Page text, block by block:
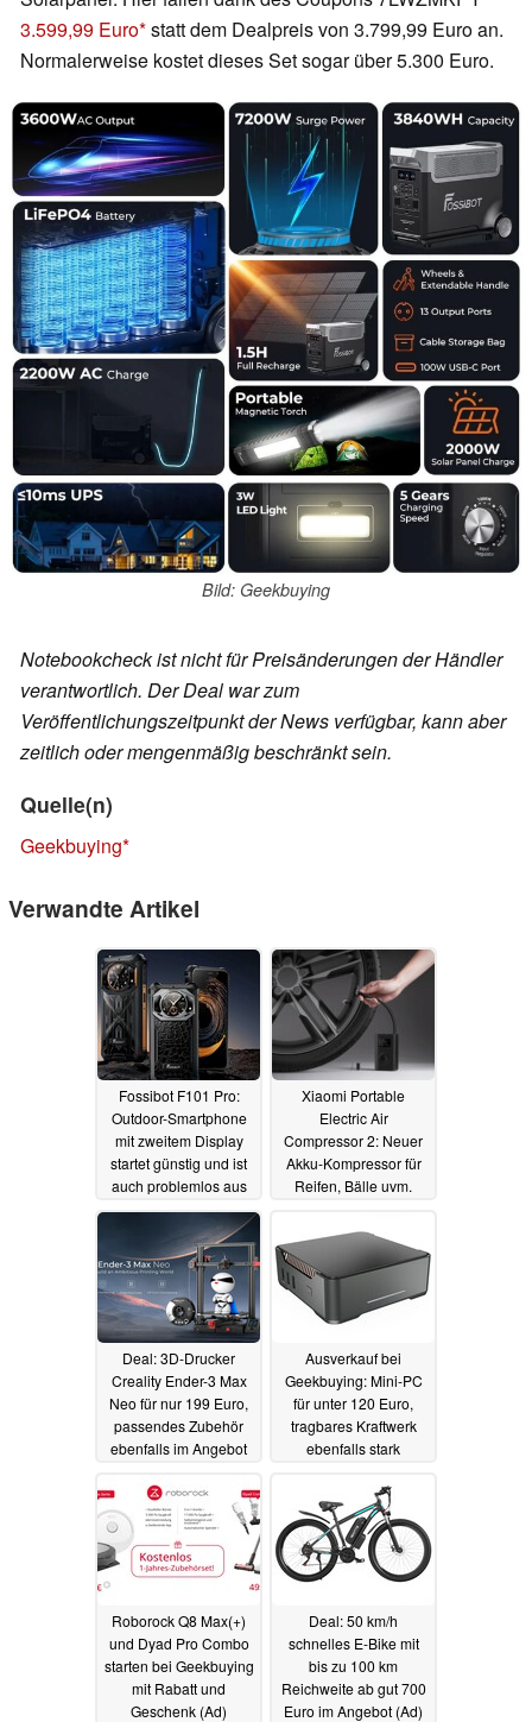
3.599,99 Euro statt dem Dealpreis von 3.799,99 Euro an.
Normalerweise kostet dieses Set sogar über 5.300 Euro.
Bild: Geekbuying
Notebookcheck ist nicht für Preisänderungen der Händler
verantwortlich. Der Deal war zum
Veröffentlichungszeitpunkt der News verfügbar, kann aber
zeitlich oder mengenmäßig beschränkt sein.
Quelle(n)
Geekbuying
Verwandte Artikel
Fossibot F101 Pro:
Outdoor-Smartphone
mit zweitem Display
startet günstig und ist
auch problemlos aus
Deutschland erhältlich
11.11.2023
Xiaomi Portable
Electric Air
Compressor 2: Neuer
Akku-Kompressor für
Reifen, Bälle uvm.
Verkauf23.09.2023
Deal: 3D-Drucker
Creality Ender-3 Max
Neo für nur 199 Euro,
passendes Zubehör
ebenfalls im Angebot
Ausverkauf bei
Geekbuying: Mini-PC
für unter 120 Euro,
tragbares Kraftwerk
ebenfalls stark
Roborock Q8 Max(+)
und Dyad Pro Combo
starten bei Geekbuying
mit Rabatt und
Geschenk (Ad)
Deal: 50 km/h
schnelles E-Bike mit
bis zu 100 km
Reichweite ab gut 700
Euro im Angebot (Ad)